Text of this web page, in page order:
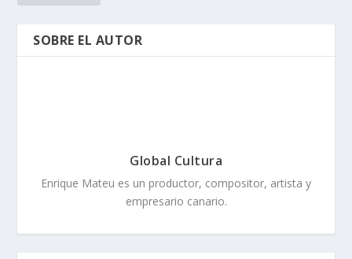
SOBRE EL AUTOR
Global Cultura
Enrique Mateu es un productor, compositor, artista y
empresario canario.